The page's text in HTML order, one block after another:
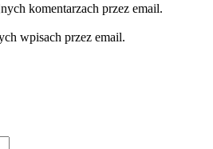
komentarzach przez email.
wpisach przez email.